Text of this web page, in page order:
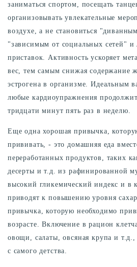
заниматься спортом, посещать
организовывать увлекательные
воздухе, а не становиться
"зависимым от социальных сетей"
приставок. Активность ускоряет
вес, тем самым снижая содержание
эстрогена в организме. Идеальным
любые кардиоупражнения
тридцати минут пять раз в неделю.
Еще одна хорошая привычка,
прививать, - это домашняя еда
переработанных продуктов, таких
десерты и т.д. из рафинированной
высокий гликемический индекс и в
приводят к повышению уровня
привычка, которую необходимо
возрасте. Включение в рацион
овощи, салаты, овсяная крупа и
с самого детства.